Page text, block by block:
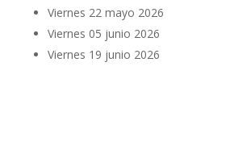
Viernes 22 mayo 2026
Viernes 05 junio 2026
Viernes 19 junio 2026